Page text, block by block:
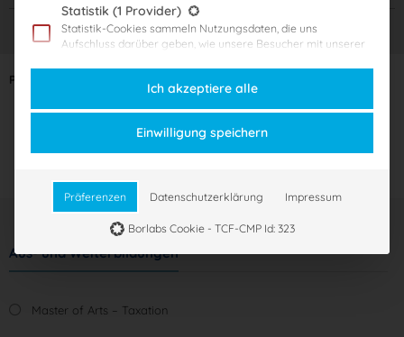
Produktanzahl:
Aus- und Weiterbildungen
Master of Arts – Taxation
Statistik (1 Provider)
Statistik-Cookies sammeln Nutzungsdaten, die uns
Aufschluss darüber geben, wie unsere Besucher mit unserer
(3 Provider)
Herausgebern genutzt, um personalisierte Werbung
anzuzeigen. Sie tun dies, indem sie Besucher über Websites
werden standardmäßig blockiert. Wenn externe Services
akzeptiert werden, ist für den Zugriff auf diese Inhalte keine
manuelle Einwilligung mehr erforderlich.
Ich akzeptiere alle
Einwilligung speichern
Präferenzen Datenschutzerklärung Impressum
Borlabs Cookie - TCF-CMP Id: 323